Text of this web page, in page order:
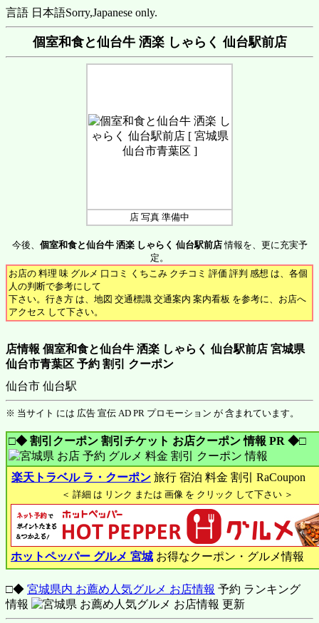
言語 日本語Sorry,Japanese only.
個室和食と仙台牛 洒楽 しゃらく 仙台駅前店
店 写真 準備中
今後、 個室和食と仙台牛 洒楽 しゃらく 仙台駅前店情報を、更に充実予
定。
お店の 料理 味 グルメ 口コミ くちこみ クチコミ 評価 評判 感想 は、各個
人の判断で参考にして
下さい。行き方 は、地図 交通標識 交通案内 案内看板 を参考に、お店へ
アクセス して下さい。
店情報 個室和食と仙台牛 洒楽 しゃらく 仙台駅前店 宮城県
仙台市青葉区 予約 割引 クーポン
仙台市 仙台駅
※ 当サイト には 広告 宣伝 AD PR プロモーション が 含まれています。
□◆ 割引クーポン 割引チケット お店クーポン 情報 PR ◆□
楽天トラベル ラ・クーポン 旅行 宿泊 料金 割引 RaCoupon
＜ 詳細 は リンク または 画像 を クリック して下さい ＞
ホットペッパー グルメ 宮城 お得なクーポン・グルメ情報
□◆ 宮城県内 お薦め人気グルメ お店情報 予約 ランキング
情報